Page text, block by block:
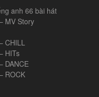
anh 66 bài hát
MV Story
CHILL
HITs
DANCE
ROCK